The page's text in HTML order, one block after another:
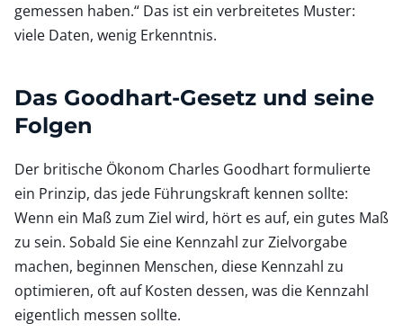
gemessen haben.“ Das ist ein verbreitetes Muster:
viele Daten, wenig Erkenntnis.
Das Goodhart-Gesetz und seine
Folgen
Der britische Ökonom Charles Goodhart formulierte
ein Prinzip, das jede Führungskraft kennen sollte:
Wenn ein Maß zum Ziel wird, hört es auf, ein gutes Maß
zu sein. Sobald Sie eine Kennzahl zur Zielvorgabe
machen, beginnen Menschen, diese Kennzahl zu
optimieren, oft auf Kosten dessen, was die Kennzahl
eigentlich messen sollte.